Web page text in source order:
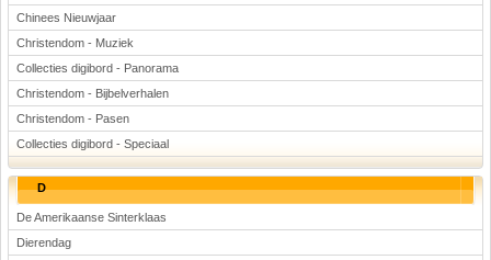
Chinees Nieuwjaar
Christendom - Muziek
Collecties digibord - Panorama
Christendom - Bijbelverhalen
Christendom - Pasen
Collecties digibord - Speciaal
D
De Amerikaanse Sinterklaas
Dierendag